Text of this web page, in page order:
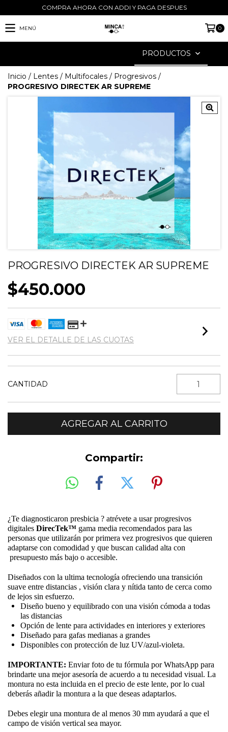
COMPRA AHORA CON ADDI Y PAGA DESPUES
MENÚ 0
PRODUCTOS
Inicio / Lentes / Multifocales / Progresivos /
PROGRESIVO DIRECTEK AR SUPREME
PROGRESIVO DIRECTEK AR SUPREME
$450.000
VER EL DETALLE DE LAS CUOTAS
CANTIDAD
Compartir:
¿Te diagnosticaron presbicia ? atrévete a usar progresivos
digitales DirecTek™ gama media recomendados para las
personas que utilizarán por primera vez progresivos que quieren
adaptarse con comodidad y que buscan calidad alta con
presupuesto más bajo o accesible.
Diseñados con la ultima tecnología ofreciendo una transición
suave entre distancias , visión clara y nítida tanto de cerca como
de lejos sin esfuerzo.
Diseño bueno y equilibrado con una visión cómoda a todas
las distancias
Opción de lente para actividades en interiores y exteriores
Diseñado para gafas medianas a grandes
Disponibles con protección de luz UV/azul-violeta.
IMPORTANTE: Enviar foto de tu fórmula por WhatsApp para
brindarte una mejor asesoría de acuerdo a tu necesidad visual. La
montura no esta incluida en el precio de este lente, por lo cual
deberás añadir la montura a la que deseas adaptarlos.
Debes elegir una montura de al menos 30 mm ayudará a que el
campo de visión vertical sea mayor.